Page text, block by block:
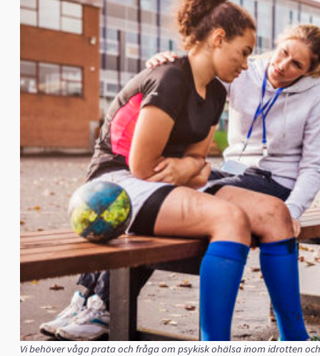
Vi behöver våga prata och fråga om psykisk ohälsa inom idrotten